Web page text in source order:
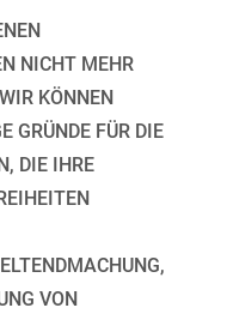
NICHT MEHR
KÖNNEN
GRÜNDE FÜR DIE
DIE IHRE
VON